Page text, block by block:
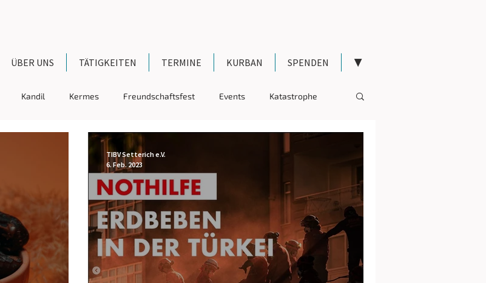
ÜBER UNS TÄTIGKEITEN TERMINE KURBAN SPENDEN ▼
Kandil Kermes Freundschaftsfest Events Katastrophe
TIBV Setterich e.V.
6. Feb. 2023